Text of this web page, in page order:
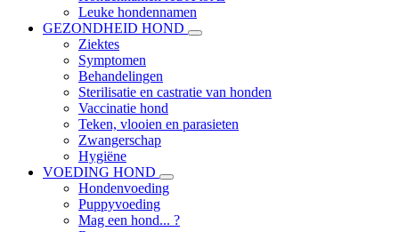
Leuke hondennamen
GEZONDHEID HOND
Ziektes
Symptomen
Behandelingen
Sterilisatie en castratie van honden
Vaccinatie hond
Teken, vlooien en parasieten
Zwangerschap
Hygiëne
VOEDING HOND
Hondenvoeding
Puppyvoeding
Mag een hond... ?